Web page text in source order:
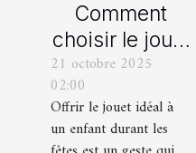
Comment
choisir le jouet
parfait pour
chaque âge
durant les
fêtes ?
21 octobre 2025
02:00
Offrir le jouet idéal à
un enfant durant les